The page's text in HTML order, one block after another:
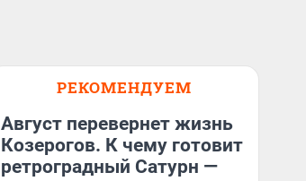
РЕКОМЕНДУЕМ
Август перевернет жизнь
Козерогов. К чему готовит
ретроградный Сатурн —